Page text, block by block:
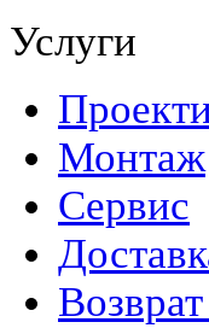
Услуги
Монтаж
Сервис